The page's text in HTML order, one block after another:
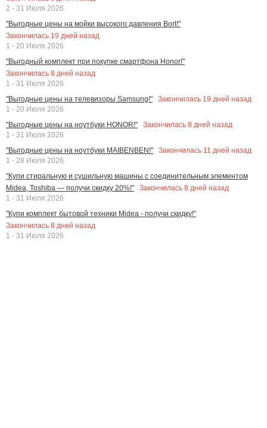
2 - 31 Июля 2026
"Выгодные цены на мойки высокого давления Bort!"
Закончилась 19 дней назад
1 - 20 Июля 2026
"Выгодный комплект при покупке смартфона Honor!"
Закончилась 8 дней назад
1 - 31 Июля 2026
"Выгодные цены на телевизоры Samsung!"
Закончилась 19 дней назад
1 - 20 Июля 2026
"Выгодные цены на ноутбуки HONOR!"
Закончилась 8 дней назад
1 - 31 Июля 2026
"Выгодные цены на ноутбуки MAIBENBEN!"
Закончилась 11 дней назад
1 - 28 Июля 2026
"Купи стиральную и сушильную машины с соединительным элементом
Midea, Toshiba — получи скидку 20%!"
Закончилась 8 дней назад
1 - 31 Июля 2026
"Купи комплект бытовой техники Midea - получи скидку!"
Закончилась 8 дней назад
1 - 31 Июля 2026